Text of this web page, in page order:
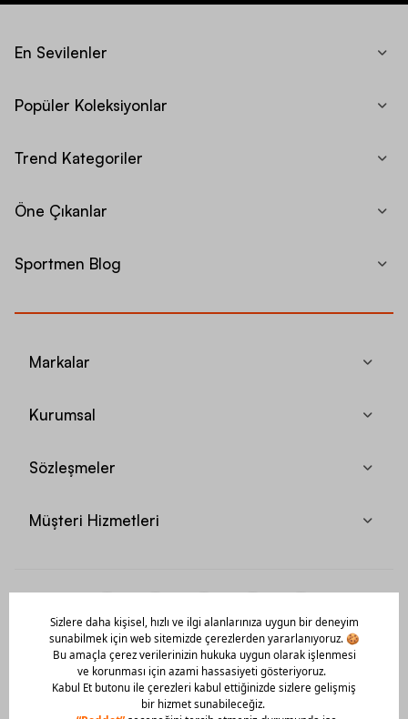
En Sevilenler
Popüler Koleksiyonlar
Trend Kategoriler
Öne Çıkanlar
Sportmen Blog
Markalar
Kurumsal
Sözleşmeler
Müşteri Hizmetleri
Mobil Uygulamamızı Hemen İndir!